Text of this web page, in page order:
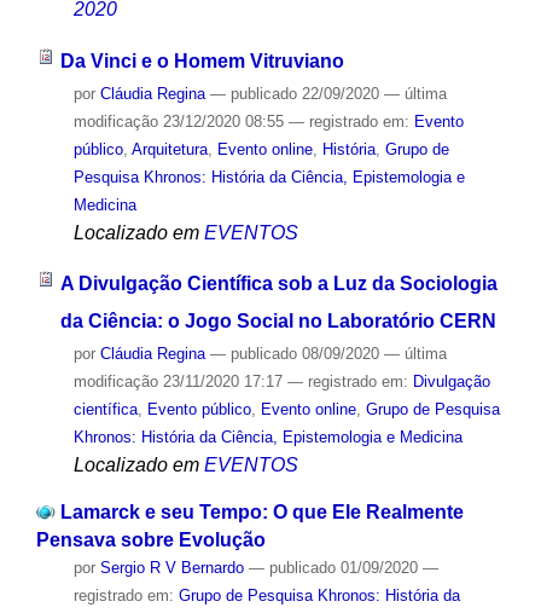
2020
Da Vinci e o Homem Vitruviano
por Cláudia Regina — publicado22/09/2020 — última
modificação23/12/2020 08:55 — registrado em: Evento
público, Arquitetura, Evento online, História, Grupo de
Pesquisa Khronos: História da Ciência, Epistemologia e
Medicina
Localizado em EVENTOS
A Divulgação Científica sob a Luz da Sociologia
da Ciência: o Jogo Social no Laboratório CERN
por Cláudia Regina — publicado08/09/2020 — última
modificação23/11/2020 17:17 — registrado em: Divulgação
científica, Evento público, Evento online, Grupo de Pesquisa
Khronos: História da Ciência, Epistemologia e Medicina
Localizado em EVENTOS
Lamarck e seu Tempo: O que Ele Realmente
Pensava sobre Evolução
por Sergio R V Bernardo — publicado01/09/2020 —
registrado em: Grupo de Pesquisa Khronos: História da